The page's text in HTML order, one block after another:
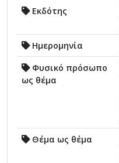
Εκδότης
Ημερομηνία
Φυσικό πρόσωπο
ως θέμα
Θέμα ως θέμα